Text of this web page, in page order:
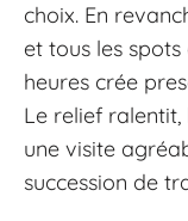
choix. En
et tous les
heures crée
Le relief
une visite
succession de